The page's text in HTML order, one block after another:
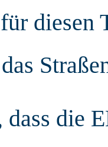
für
dass die